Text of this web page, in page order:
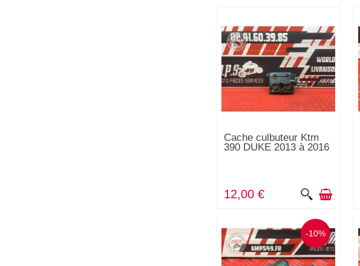
Cache culbuteur Ktm
390 DUKE 2013 à 2016
12,00 €
-10%